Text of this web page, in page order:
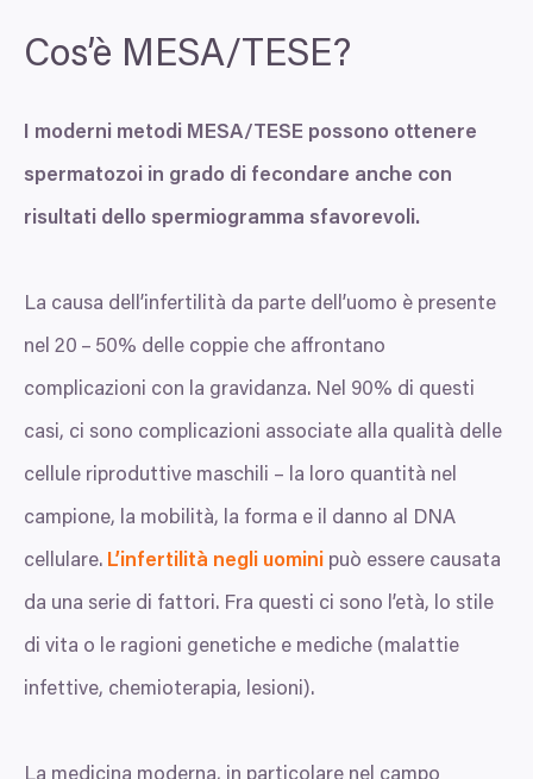
Cos’è MESA/ TESE?
I moderni metodi MESA/ TESE possono ottenere
spermatozoi in grado di fecondare anche con
risultati dello spermiogramma sfavorevoli.
La causa dell’infertilità da parte dell’uomo è presente
nel 20 – 50% delle coppie che affrontano
complicazioni con la gravidanza. Nel 90% di questi
casi, ci sono complicazioni associate alla qualità delle
cellule riproduttive maschili – la loro quantità nel
campione, la mobilità, la forma e il danno al DNA
cellulare. L’infertilità negli uomini può essere causata
da una serie di fattori. Fra questi ci sono l’età, lo stile
di vita o le ragioni genetiche e mediche (malattie
infettive, chemioterapia, lesioni).